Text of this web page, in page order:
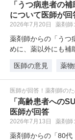
「うつ病患者の
について医師が回
2026年7月20日 薬剤師
薬剤師からの「うつ
めに、薬以外にも補
医師の意見
薬
医師が回答！薬剤師の
「高齢患者への
医師が回答
2026年7月13日 薬剤師
薬剤師からの「80代